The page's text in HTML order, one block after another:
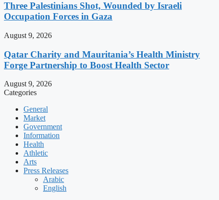
Three Palestinians Shot, Wounded by Israeli
Occupation Forces in Gaza
August 9, 2026
Qatar Charity and Mauritania’s Health Ministry
Forge Partnership to Boost Health Sector
August 9, 2026
Categories
General
Market
Government
Information
Health
Athletic
Arts
Press Releases
Arabic
English